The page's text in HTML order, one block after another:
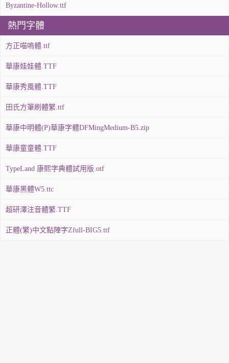
Byzantine-Hollow.ttf
熱門字體
方正喵嗚體.ttf
華康娃娃體.TTF
華康秀風體.TTF
田氏方筆刷體繁.ttf
華康中明體(P)華康字體DFMingMedium-B5.zip
華康童童體.TTF
TypeLand 康熙字典體試用版.otf
華康黑體W5.ttc
超研澤注音體繁.TTF
正體(繁)中文點陣字Zfull-BIG5.ttf